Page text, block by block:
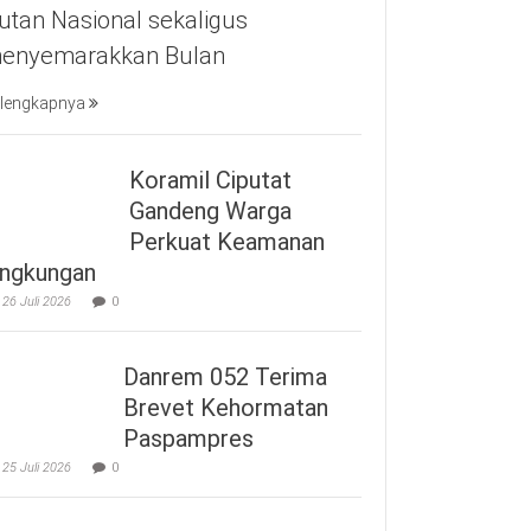
Nasional sekaligus
Bulan
Koramil Ciputat
Gandeng Warga
Perkuat Keamanan
26 Juli 2026 0
Danrem 052 Terima
Brevet Kehormatan
Paspampres
25 Juli 2026 0